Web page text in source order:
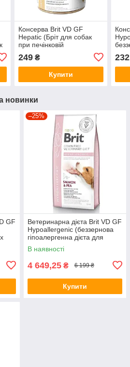
Консерва Brit VD GF
Hepatic (Бріт для собак
при печінковій
249₴
Купити
232
новинки
GF
–25%
Ветеринарна дієта Brit VD GF
Hypoallergenic (беззернова
гіпоалергенна дієта для
собак) 12кг.
В наявності
4 649,25 ₴ 6 199 ₴
Купити